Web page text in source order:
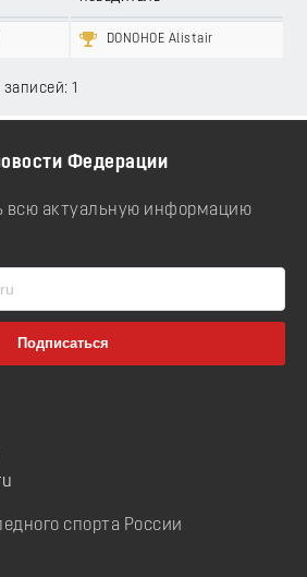
DONOHOE Alistair
1
Федерации
всю актуальную информацию
спорта России